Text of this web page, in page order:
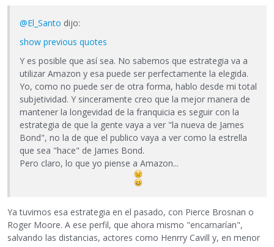
@El_Santo dijo:
show previous quotes
Y es posible que así sea. No sabemos que estrategia va a
utilizar Amazon y esa puede ser perfectamente la elegida.
Yo, como no puede ser de otra forma, hablo desde mi total
subjetividad. Y sinceramente creo que la mejor manera de
mantener la longevidad de la franquicia es seguir con la
estrategia de que la gente vaya a ver "la nueva de James
Bond", no la de que el publico vaya a ver como la estrella
que sea "hace" de James Bond.
Pero claro, lo que yo piense a Amazon...
Ya tuvimos esa estrategia en el pasado, con Pierce Brosnan o
Roger Moore. A ese perfil, que ahora mismo "encarnarían",
salvando las distancias, actores como Henrry Cavill y, en menor